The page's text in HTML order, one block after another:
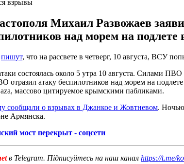
взрывы
Михаил Развожаев
над морем на подлете
пишут, что на рассвете в четверг, 10 августа, ВСУ
состоялась около 5 утра 10 августа. Силами
отразил атаку беспилотников над морем на
массово цитируемое крымскими пабликами.
сообщали о взрывах в Джанкое и Жовтневом. Ночью
Армянска.
мост перекрыт - соцсети
в Telegram. Підписуйтесь на наш канал https://t.me/